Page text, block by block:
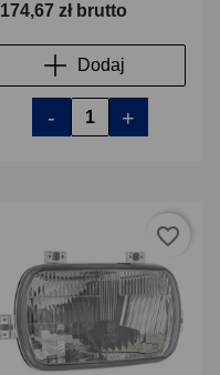
174,67 zł brutto
Dodaj
- +
favorite_border